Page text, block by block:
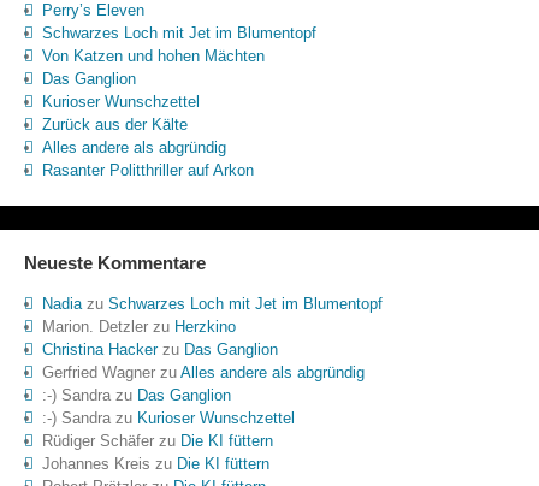
Perry’s Eleven
Schwarzes Loch mit Jet im Blumentopf
Von Katzen und hohen Mächten
Das Ganglion
Kurioser Wunschzettel
Zurück aus der Kälte
Alles andere als abgründig
Rasanter Politthriller auf Arkon
Neueste Kommentare
Nadiazu Schwarzes Loch mit Jet im Blumentopf
Marion. Detzlerzu Herzkino
Christina Hackerzu Das Ganglion
Gerfried Wagnerzu Alles andere als abgründig
:-) Sandrazu Das Ganglion
:-) Sandrazu Kurioser Wunschzettel
Rüdiger Schäferzu Die KI füttern
Johannes Kreis zu Die KI füttern